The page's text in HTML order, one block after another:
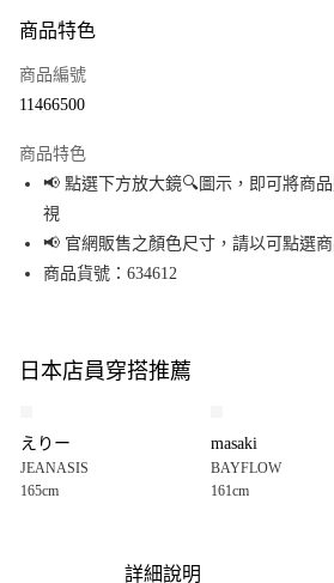
信用卡一次付款
Apple Pay
街口支付
悠遊付
全盈+PAY
【大哥付你分期使用說明】
1.本服務由台灣大哥大提供，台灣大哥大用戶可
2.付款方式選擇「大哥付你分期」，訂單成立後
3.實際核准額度、可分期數及費用金額請依後續
AFTEE先享後付
商品特色
商品編號
11466500
商品特色
📢 點選下方放大鏡🔍圖示，即可將商
視
📢 官網販售之顏色尺寸，請以可點選
商品貨號：634612
日本店員穿搭推薦
えりー
JEANASIS
165cm
masaki
BAYFLOW
161cm
詳細說明